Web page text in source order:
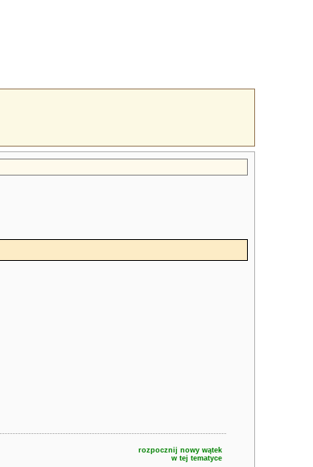
rozpocznij nowy wątek
w tej tematyce